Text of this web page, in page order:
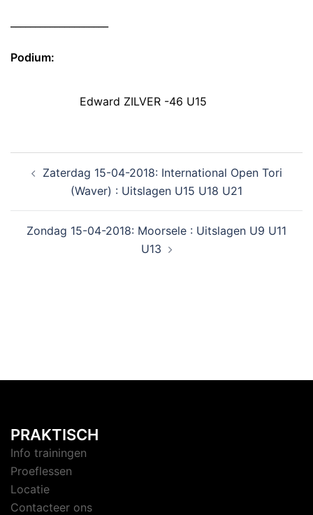
Podium:
Edward ZILVER -46 U15
Zaterdag 15-04-2018: International Open Tori
(Waver) : Uitslagen U15 U18 U21
Zondag 15-04-2018: Moorsele : Uitslagen U9 U11
U13
PRAKTISCH
Info trainingen
Proeflessen
Locatie
Contacteer ons